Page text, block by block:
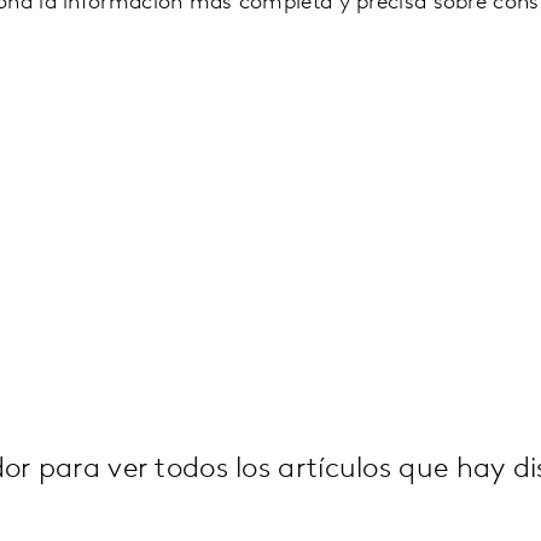
para ver todos los artículos que hay